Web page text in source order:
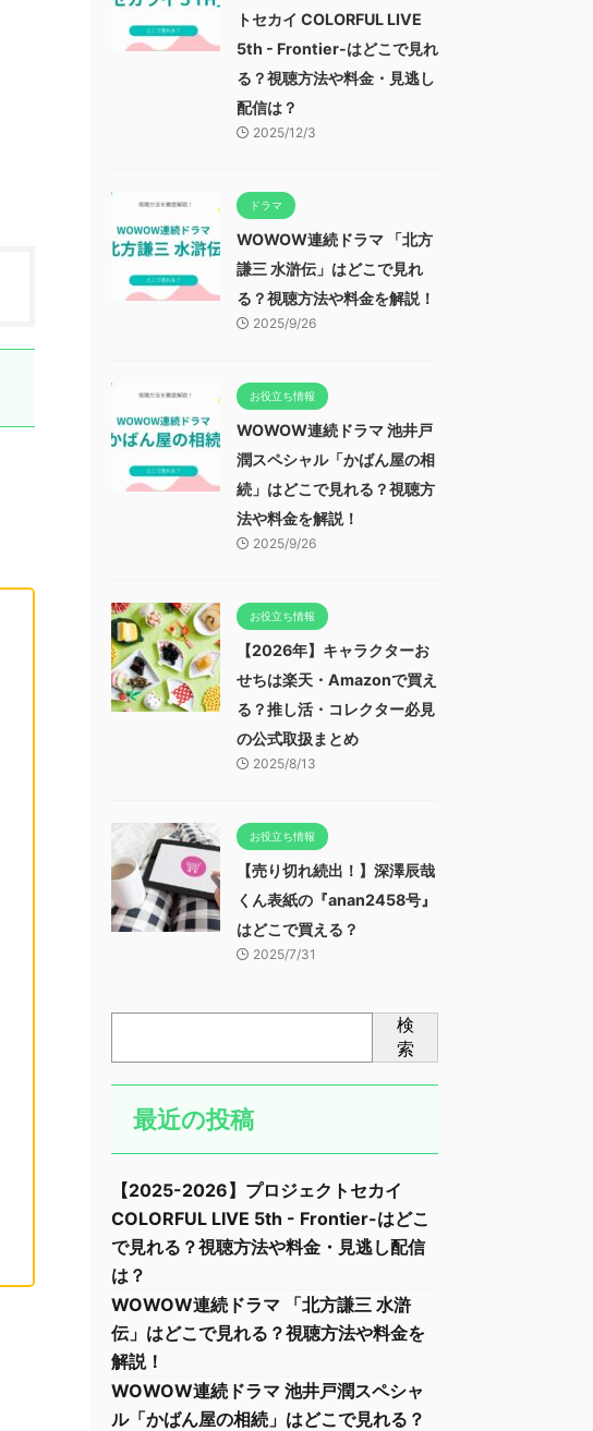
トセカイ COLORFUL LIVE
5th - Frontier-はどこで見れ
る？視聴方法や料金・見逃し
配信は？
2025/12/3
ドラマ
WOWOW連続ドラマ 「北方
謙三 水滸伝」はどこで見れ
る？視聴方法や料金を解説！
2025/9/26
お役立ち情報
WOWOW連続ドラマ 池井戸
潤スペシャル「かばん屋の相
続」はどこで見れる？視聴方
法や料金を解説！
2025/9/26
お役立ち情報
【2026年】キャラクターお
せちは楽天・Amazonで買え
る？推し活・コレクター必見
の公式取扱まとめ
2025/8/13
お役立ち情報
【売り切れ続出！】深澤辰哉
くん表紙の『anan2458号』
はどこで買える？
2025/7/31
検
索
最近の投稿
【2025-2026】プロジェクトセカイ
COLORFUL LIVE 5th - Frontier-はどこ
で見れる？視聴方法や料金・見逃し配信
は？
WOWOW連続ドラマ 「北方謙三 水滸
伝」はどこで見れる？視聴方法や料金を
解説！
WOWOW連続ドラマ 池井戸潤スペシャ
ル「かばん屋の相続」はどこで見れる？